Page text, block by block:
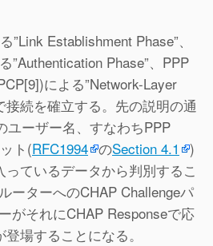
”Link Establishment Phase”、
”Authentication Phase”、PPP
による”Network-Layer
接続を確立する。先の説明の通
ユーザー名、すなわちPPP
ト(RFC1994 のSection 4.1
)
ているデータから判別するこ
ーターへのCHAP Challengeパ
がそれにCHAP Responseで応
場することになる。